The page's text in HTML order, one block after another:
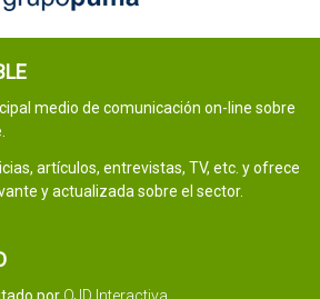
medio de comunicación on-line sobre
artículos, entrevistas, TV, etc. y ofrece
y actualizada sobre el sector.